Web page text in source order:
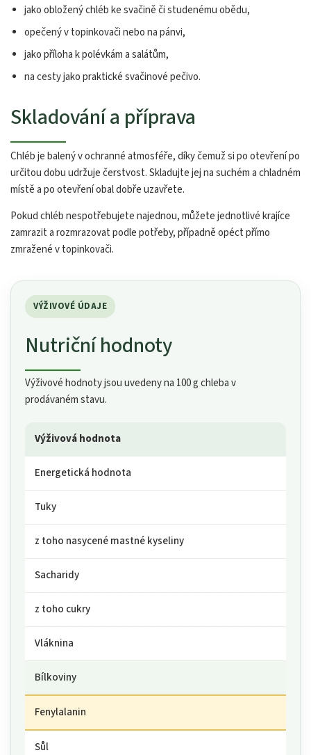
jako obložený chléb ke svačině či studenému obědu,
opečený v topinkovači nebo na pánvi,
jako příloha k polévkám a salátům,
na cesty jako praktické svačinové pečivo.
Skladování a příprava
Chléb je balený v ochranné atmosféře, díky čemuž si po otevření po
určitou dobu udržuje čerstvost. Skladujte jej na suchém a chladném
místě a po otevření obal dobře uzavřete.
Pokud chléb nespotřebujete najednou, můžete jednotlivé krajíce
zamrazit a rozmrazovat podle potřeby, případně opéct přímo
zmražené v topinkovači.
VÝŽIVOVÉ ÚDAJE
Nutriční hodnoty
Výživové hodnoty jsou uvedeny na 100 g chleba v
prodávaném stavu.
Výživová hodnota
Energetická hodnota
Tuky
z toho nasycené mastné kyseliny
Sacharidy
z toho cukry
Vláknina
Bílkoviny
Fenylalanin
Sůl